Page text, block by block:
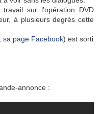
sur l'opération DVD
à plusieurs degrés cette
sa page Facebook) est sorti
annonce :